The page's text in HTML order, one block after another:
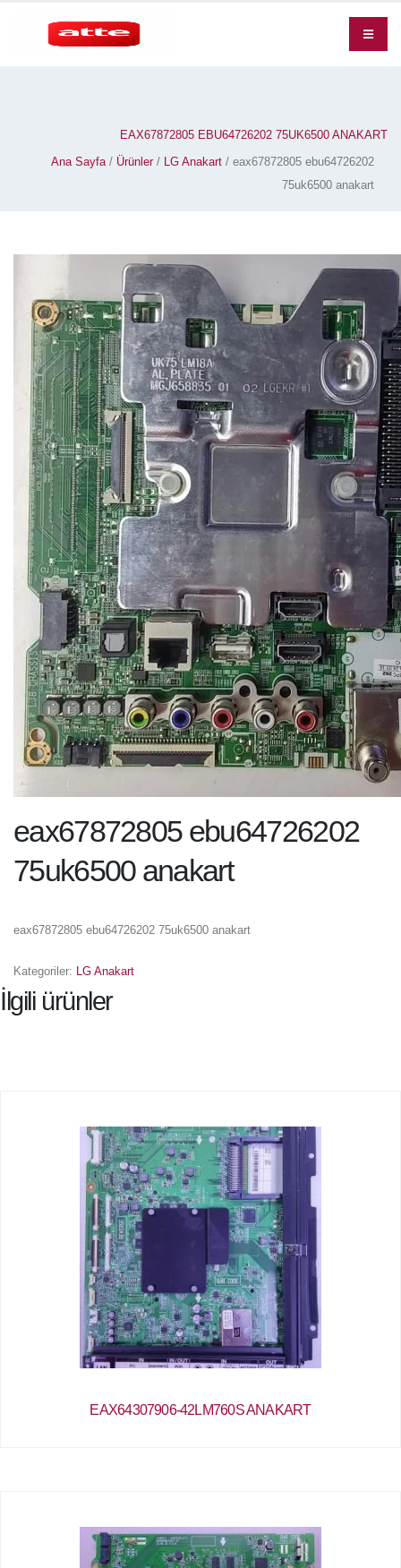
EAX67872805 EBU64726202 75UK6500 ANAKART
Ana Sayfa/ Ürünler/ LG Anakart / eax67872805 ebu64726202
75uk6500 anakart
eax67872805 ebu64726202
75uk6500 anakart
eax67872805 ebu64726202 75uk6500 anakart
Kategoriler: LG Anakart
İlgili ürünler
EAX64307906-42LM760S ANAKART